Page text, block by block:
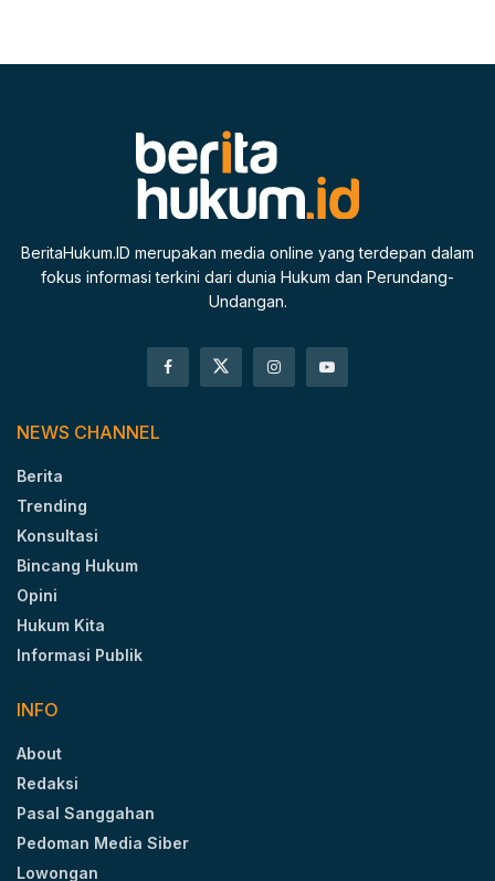
BeritaHukum.ID merupakan media online yang terdepan dalam
fokus informasi terkini dari dunia Hukum dan Perundang-
Undangan.
NEWS CHANNEL
Berita
Trending
Konsultasi
Bincang Hukum
Opini
Hukum Kita
Informasi Publik
INFO
About
Redaksi
Pasal Sanggahan
Pedoman Media Siber
Lowongan